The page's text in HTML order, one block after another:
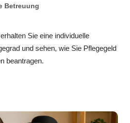
Betreuung
Sie eine individuelle
und sehen, wie Sie Pflegegeld
beantragen.